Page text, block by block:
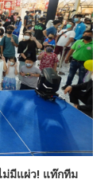
มีแผ่ว! แท๊กทีม